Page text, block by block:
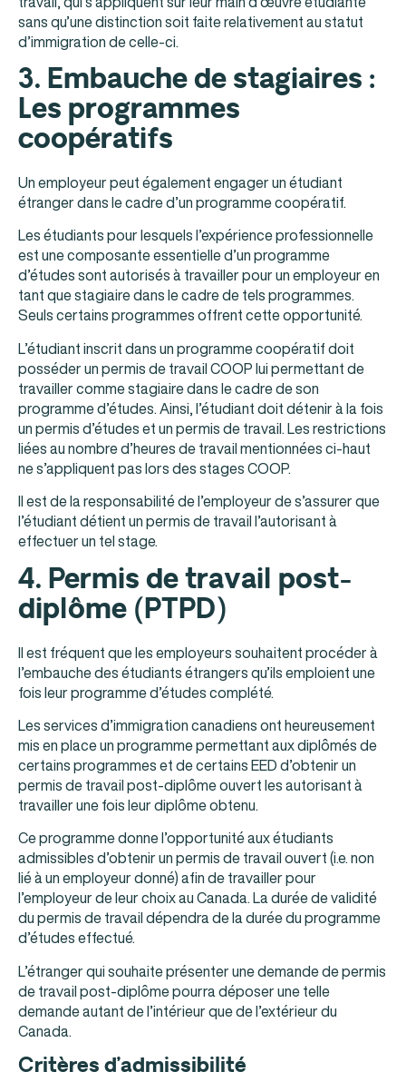
sans qu’une distinction soit faite relativement au statut
d’immigration de celle-ci.
3. Embauche de stagiaires :
Les programmes
coopératifs
Un employeur peut également engager un étudiant
étranger dans le cadre d’un programme coopératif.
Les étudiants pour lesquels l’expérience professionnelle
est une composante essentielle d’un programme
d’études sont autorisés à travailler pour un employeur en
tant que stagiaire dans le cadre de tels programmes.
Seuls certains programmes offrent cette opportunité.
L’étudiant inscrit dans un programme coopératif doit
posséder un permis de travail COOP lui permettant de
travailler comme stagiaire dans le cadre de son
programme d’études. Ainsi, l’étudiant doit détenir à la fois
un permis d’études et un permis de travail. Les restrictions
liées au nombre d’heures de travail mentionnées ci-haut
ne s’appliquent pas lors des stages COOP.
Il est de la responsabilité de l’employeur de s’assurer que
l’étudiant détient un permis de travail l’autorisant à
effectuer un tel stage.
4. Permis de travail post-
diplôme (PTPD)
Il est fréquent que les employeurs souhaitent procéder à
l’embauche des étudiants étrangers qu’ils emploient une
fois leur programme d’études complété.
Les services d’immigration canadiens ont heureusement
mis en place un programme permettant aux diplômés de
certains programmes et de certains EED d’obtenir un
permis de travail post-diplôme ouvert les autorisant à
travailler une fois leur diplôme obtenu.
Ce programme donne l’opportunité aux étudiants
admissibles d’obtenir un permis de travail ouvert (i.e. non
lié à un employeur donné) afin de travailler pour
l’employeur de leur choix au Canada. La durée de validité
du permis de travail dépendra de la durée du programme
d’études effectué.
L’étranger qui souhaite présenter une demande de permis
de travail post-diplôme pourra déposer une telle
demande autant de l’intérieur que de l’extérieur du
Canada.
Critères d’admissibilité